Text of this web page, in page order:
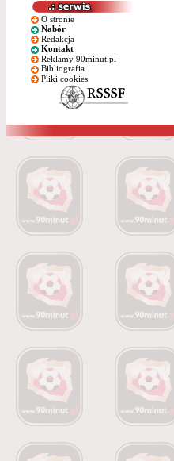
O stronie
Nabór
Redakcja
Kontakt
Reklamy 90minut.pl
Bibliografia
Pliki cookies